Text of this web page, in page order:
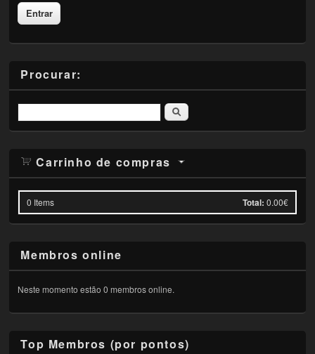
Procurar:
Pesquisar
Carrinho de compras
0 Items Total: 0.00€
Membros online
Neste momento estão 0 membros online.
Top Membros (por pontos)